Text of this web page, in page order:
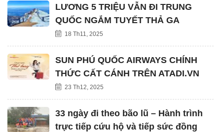
LƯƠNG 5 TRIỆU VẪN ĐI TRUNG
QUỐC NGẮM TUYẾT THẢ GA
18 Th11, 2025
SUN PHÚ QUỐC AIRWAYS CHÍNH
THỨC CẤT CÁNH TRÊN ATADI.VN
23 Th12, 2025
33 ngày đi theo bão lũ – Hành trình
trực tiếp cứu hộ và tiếp sức đồng